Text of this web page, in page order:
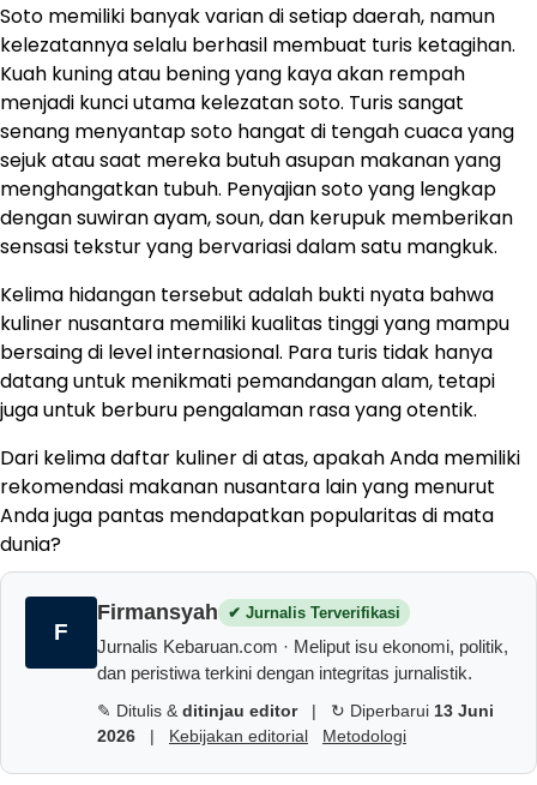
Soto memiliki banyak varian di setiap daerah, namun
kelezatannya selalu berhasil membuat turis ketagihan.
Kuah kuning atau bening yang kaya akan rempah
menjadi kunci utama kelezatan soto. Turis sangat
senang menyantap soto hangat di tengah cuaca yang
sejuk atau saat mereka butuh asupan makanan yang
menghangatkan tubuh. Penyajian soto yang lengkap
dengan suwiran ayam, soun, dan kerupuk memberikan
sensasi tekstur yang bervariasi dalam satu mangkuk.
Kelima hidangan tersebut adalah bukti nyata bahwa
kuliner nusantara memiliki kualitas tinggi yang mampu
bersaing di level internasional. Para turis tidak hanya
datang untuk menikmati pemandangan alam, tetapi
juga untuk berburu pengalaman rasa yang otentik.
Dari kelima daftar kuliner di atas, apakah Anda memiliki
rekomendasi makanan nusantara lain yang menurut
Anda juga pantas mendapatkan popularitas di mata
dunia?
F
Firmansyah ✔ Jurnalis Terverifikasi
Jurnalis Kebaruan.com · Meliput isu ekonomi, politik,
dan peristiwa terkini dengan integritas jurnalistik.
✎ Ditulis & ditinjau editor| ↻ Diperbarui 13 Juni
2026 | Kebijakan editorial Metodologi